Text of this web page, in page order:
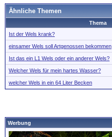
Ähnliche Themen
Thema
Ist der Wels krank?
einsamer Wels soll Artgenossen bekommen
Ist das ein L1 Wels oder ein anderer Wels?
Welcher Wels für mein hartes Wasser?
welcher Wels in ein 64 Liter Becken
Werbung